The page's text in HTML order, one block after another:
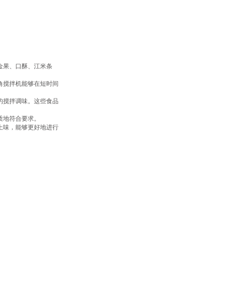
果、口酥、江米条
拌机能够在短时间
搅拌调味。这些食品
符合要求‌。
味，能够更好地进行